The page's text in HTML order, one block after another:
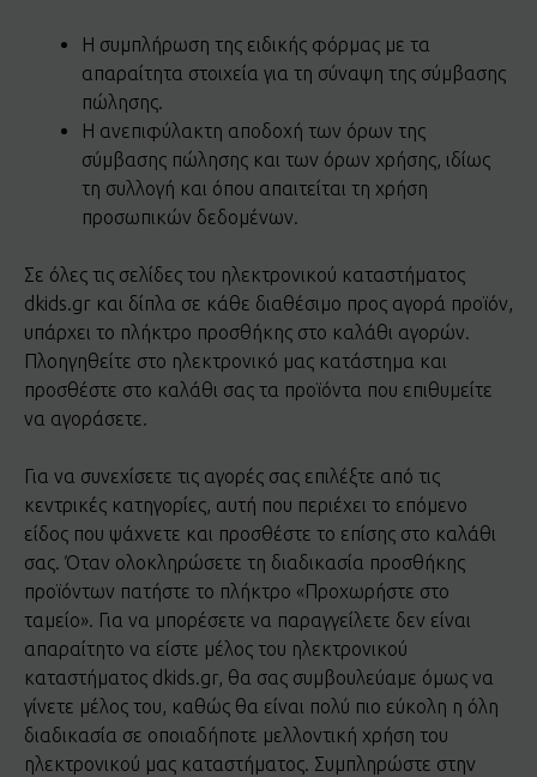
Η συμπλήρωση της ειδικής φόρμας με τα
απαραίτητα στοιχεία για τη σύναψη της σύμβασης
πώλησης.
Η ανεπιφύλακτη αποδοχή των όρων της
σύμβασης πώλησης και των όρων χρήσης, ιδίως
τη συλλογή και όπου απαιτείται τη χρήση
προσωπικών δεδομένων.
Σε όλες τις σελίδες του ηλεκτρονικού καταστήματος
dkids.gr και δίπλα σε κάθε διαθέσιμο προς αγορά προϊόν,
υπάρχει το πλήκτρο προσθήκης στο καλάθι αγορών.
Πλοηγηθείτε στο ηλεκτρονικό μας κατάστημα και
προσθέστε στο καλάθι σας τα προϊόντα που επιθυμείτε
να αγοράσετε.
Για να συνεχίσετε τις αγορές σας επιλέξτε από τις
κεντρικές κατηγορίες, αυτή που περιέχει το επόμενο
είδος που ψάχνετε και προσθέστε το επίσης στο καλάθι
σας. Όταν ολοκληρώσετε τη διαδικασία προσθήκης
προϊόντων πατήστε το πλήκτρο «Προχωρήστε στο
ταμείο». Για να μπορέσετε να παραγγείλετε δεν είναι
απαραίτητο να είστε μέλος του ηλεκτρονικού
καταστήματος dkids.gr, θα σας συμβουλεύαμε όμως να
γίνετε μέλος του, καθώς θα είναι πολύ πιο εύκολη η όλη
διαδικασία σε οποιαδήποτε μελλοντική χρήση του
ηλεκτρονικού μας καταστήματος. Συμπληρώστε στην